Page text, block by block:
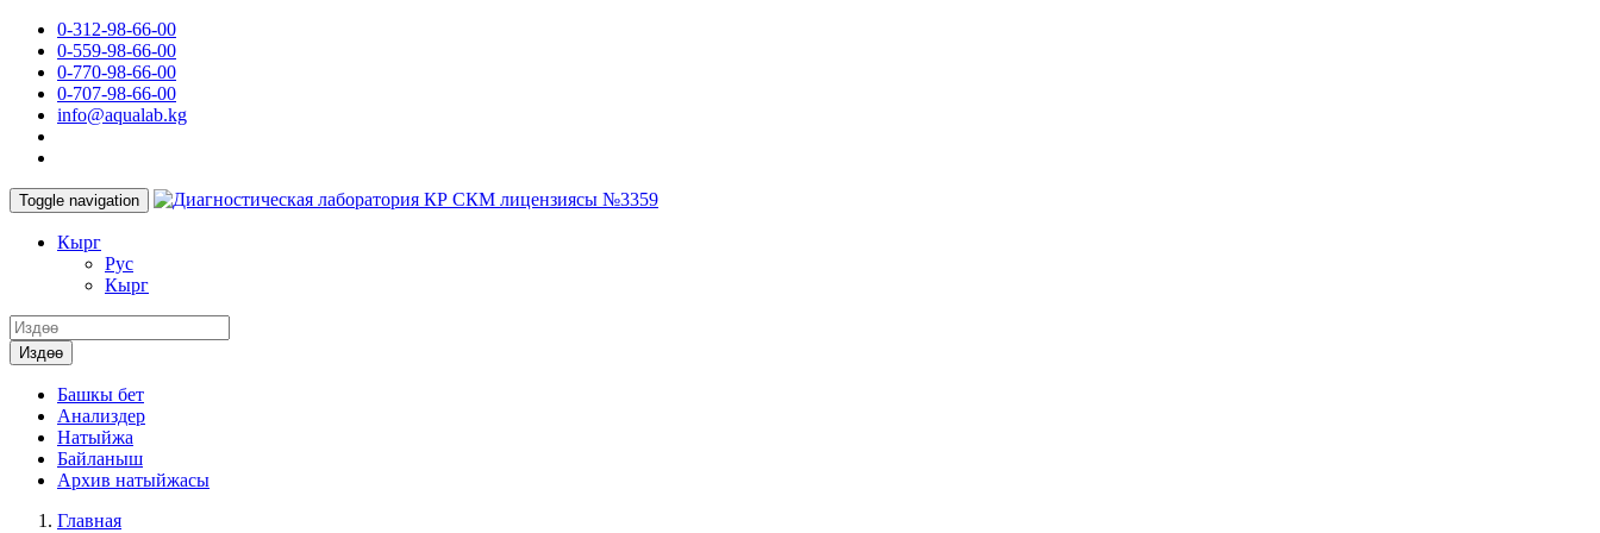
0-312-98-66-00
0-559-98-66-00
0-770-98-66-00
0-707-98-66-00
info@aqualab.kg
Toggle navigation КР СКМ лицензиясы №3359
Кырг
Руc
Кырг
Издөө
Башкы бет
Анализдер
Натыйжа
Байланыш
Архив натыйжасы
Главная